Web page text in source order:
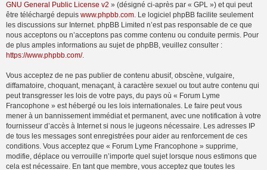
GNU General Public License v2 » (désigné ci-après par « GPL ») et qui peut
être téléchargé depuis www.phpbb.com. Le logiciel phpBB facilite seulement
les discussions sur Internet. phpBB Limited n’est pas responsable de ce que
nous acceptons ou n’acceptons pas comme contenu ou conduite permis. Pour
de plus amples informations au sujet de phpBB, veuillez consulter :
https://www.phpbb.com/.
Vous acceptez de ne pas publier de contenu abusif, obscène, vulgaire,
diffamatoire, choquant, menaçant, à caractère sexuel ou tout autre contenu qui
peut transgresser les lois de votre pays, du pays où « Forum Lyme
Francophone » est hébergé ou les lois internationales. Le faire peut vous
mener à un bannissement immédiat et permanent, avec une notification à votre
fournisseur d’accès à Internet si nous le jugeons nécessaire. Les adresses IP
de tous les messages sont enregistrées pour aider au renforcement de ces
conditions. Vous acceptez que « Forum Lyme Francophone » supprime,
modifie, déplace ou verrouille n’importe quel sujet lorsque nous estimons que
cela est nécessaire. En tant que membre, vous acceptez que toutes les